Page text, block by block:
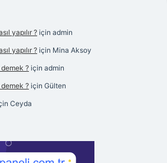
yapılır ?için admin
yapılır ?için Mina Aksoy
demek ? için admin
demek ? için Gülten
Ceyda